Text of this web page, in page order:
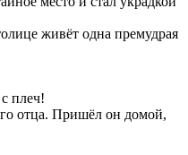
живёт одна премудрая
плеч!
отца. Пришёл он домой,